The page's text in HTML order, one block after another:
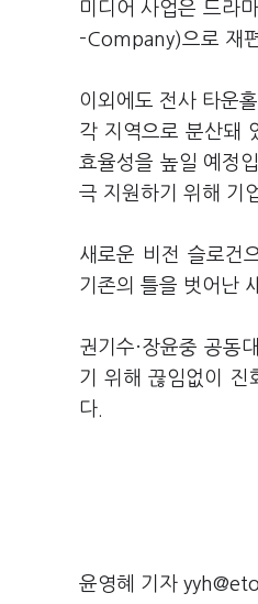
미디어 사업은 드라
-Company)으로 재
이외에도 전사 타운
각 지역으로 분산돼
효율성을 높일 예정
극 지원하기 위해 기
새로운 비전 슬로건
기존의 틀을 벗어난
권기수·장윤중 공동
기 위해 끊임없이 진
다.
윤영혜 기자